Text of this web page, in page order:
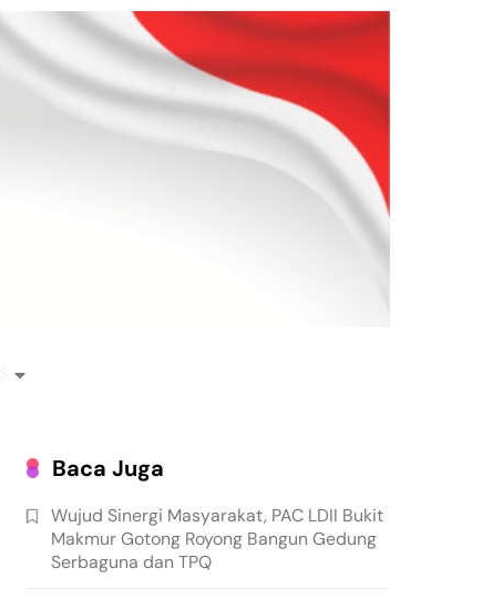
Baca Juga
Wujud Sinergi Masyarakat, PAC LDII Bukit
Makmur Gotong Royong Bangun Gedung
Serbaguna dan TPQ